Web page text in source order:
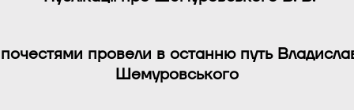
провели в останню путь
Шемуровського